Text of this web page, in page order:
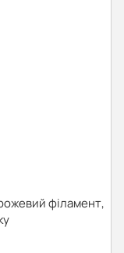
філамент,